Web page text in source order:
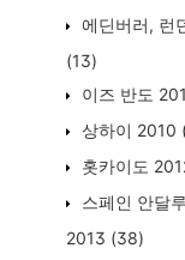
에딘버러, 런
(13)
이즈 반도
상하이 2010
홋카이도
스페인 안달
2013 (38)